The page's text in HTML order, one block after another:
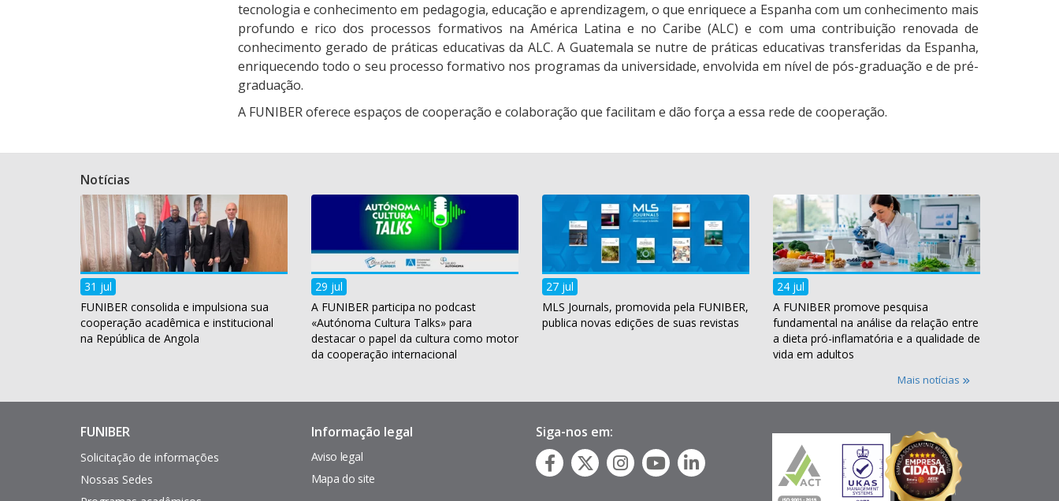
tecnologia e conhecimento em pedagogia, educação e aprendizagem, o que enriquece a Espanha com um conhecimento mais
profundo e rico dos processos formativos na América Latina e no Caribe (ALC) e com uma contribuição renovada de
conhecimento gerado de práticas educativas da ALC. A Guatemala se nutre de práticas educativas transferidas da Espanha,
enriquecendo todo o seu processo formativo nos programas da universidade, envolvida em nível de pós-graduação e de pré-
graduação.
A FUNIBER oferece espaços de cooperação e colaboração que facilitam e dão força a essa rede de cooperação.
Notícias
31 jul
FUNIBER consolida e impulsiona sua
cooperação acadêmica e institucional
na República de Angola
29 jul
A FUNIBER participa no podcast
«Autónoma Cultura Talks» para
destacar o papel da cultura como motor
da cooperação internacional
27 jul
MLS Journals, promovida pela FUNIBER,
publica novas edições de suas revistas
24 jul
A FUNIBER promove pesquisa
fundamental na análise da relação entre
a dieta pró-inflamatória e a qualidade de
vida em adultos
Mais notícias
Enlaces
interés
FUNIBER
Solicitação de informações
Nossas Sedes
Pie
página
Informação legal
Aviso legal
Mapa do site
Siga-nos em: